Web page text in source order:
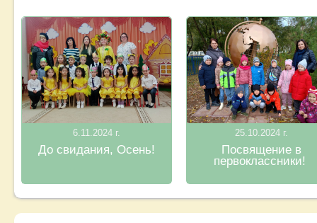
6.11.2024 г.
До свидания, Осень!
25.10.2024 г.
Посвящение в
первоклассники!